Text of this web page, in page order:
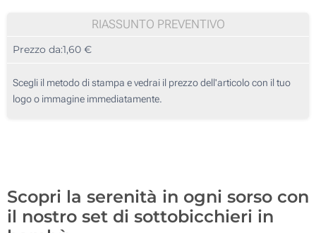
Incisione Laser (Su una stellina)
50
125
250
RIASSUNTO PREVENTIVO
Prezzo da:1,60 €
Scegli il metodo di stampa e vedrai il prezzo dell'articolo con il tuo
logo o immagine immediatamente.
Scopri la serenità in ogni sorso con
il nostro set di sottobicchieri in